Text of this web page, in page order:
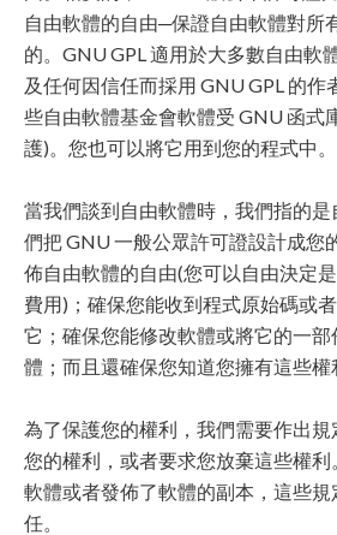
自由軟體的自由─保證自由軟體對所
的。GNU GPL 適用於大多數自由軟
及任何因信任而採用 GNU GPL 的作
些自由軟體基金會軟體受 GNU 函式
護)。您也可以將它用到您的程式中。
當我們談到自由軟體時，我們指的
們把 GNU 一般公眾許可證設計成您
佈自由軟體的自由(您可以自由決定
費用)；確保您能收到程式原始碼或
它；確保您能修改軟體或將它的一
體；而且還確保您知道您擁有這些權
為了保護您的權利，我們需要作出
您的權利，或者要求您放棄這些權
軟體或者發佈了軟體的副本，這些
任。